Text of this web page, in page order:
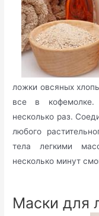
ложки овсяных
все в кофемолке.
несколько раз.
любого
тела легкими
несколько минут
Маски для